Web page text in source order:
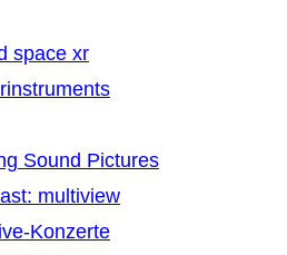
space xr
Sound Pictures
multiview
Konzerte